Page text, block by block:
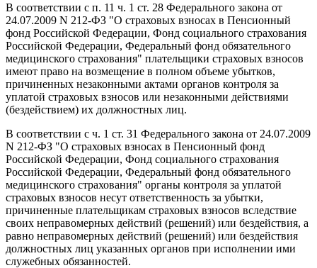
В соответствии с п. 11 ч. 1 ст. 28 Федерального закона от
24.07.2009 N 212-ФЗ "О страховых взносах в Пенсионный
фонд Российской Федерации, Фонд социального страхования
Российской Федерации, Федеральный фонд обязательного
медицинского страхования" плательщики страховых взносов
имеют право на возмещение в полном объеме убытков,
причиненных незаконными актами органов контроля за
уплатой страховых взносов или незаконными действиями
(бездействием) их должностных лиц.
В соответствии с ч. 1 ст. 31 Федерального закона от 24.07.2009
N 212-ФЗ "О страховых взносах в Пенсионный фонд
Российской Федерации, Фонд социального страхования
Российской Федерации, Федеральный фонд обязательного
медицинского страхования" органы контроля за уплатой
страховых взносов несут ответственность за убытки,
причиненные плательщикам страховых взносов вследствие
своих неправомерных действий (решений) или бездействия, а
равно неправомерных действий (решений) или бездействия
должностных лиц указанных органов при исполнении ими
служебных обязанностей.